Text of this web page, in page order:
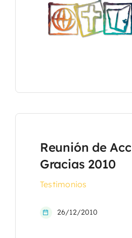
Reunión de
Gracias 2010
Testimonios
26/12/2010